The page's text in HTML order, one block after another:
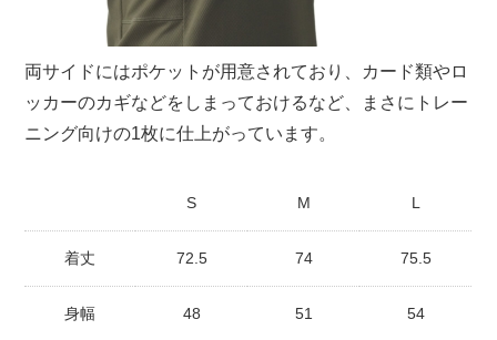
両サイドにはポケットが用意されており、カード類やロ
ッカーのカギなどをしまっておけるなど、まさにトレー
ニング向けの1枚に仕上がっています。
S M L
着丈 72.5 74 75.5
身幅 48 51 54